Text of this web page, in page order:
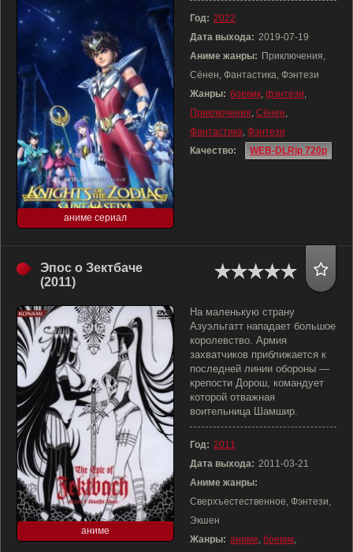
аниме сериал
Год: 2022
Дата выхода: 2019-07-19
Аниме жанры: Приключения,
Сёнен, Фантастика, Фэнтези
Жанры: боевик, фэнтези,
Приключения, Сёнен,
Фантастика, Фэнтези
Качество:
WEB-DLRip 720p
Эпос о Зектбаче
(2011)
аниме
На маленькую страну
Азуэльгатт нападает большое
королевство. Армия
захватчиков приближается к
последней линии обороны —
крепости Дорош, командует
которой отважная
воительница Шамшир.
Год: 2011
Дата выхода: 2011-03-21
Аниме жанры:
Сверхъестественное, Фэнтези,
Экшен
Жанры: аниме, боевик,